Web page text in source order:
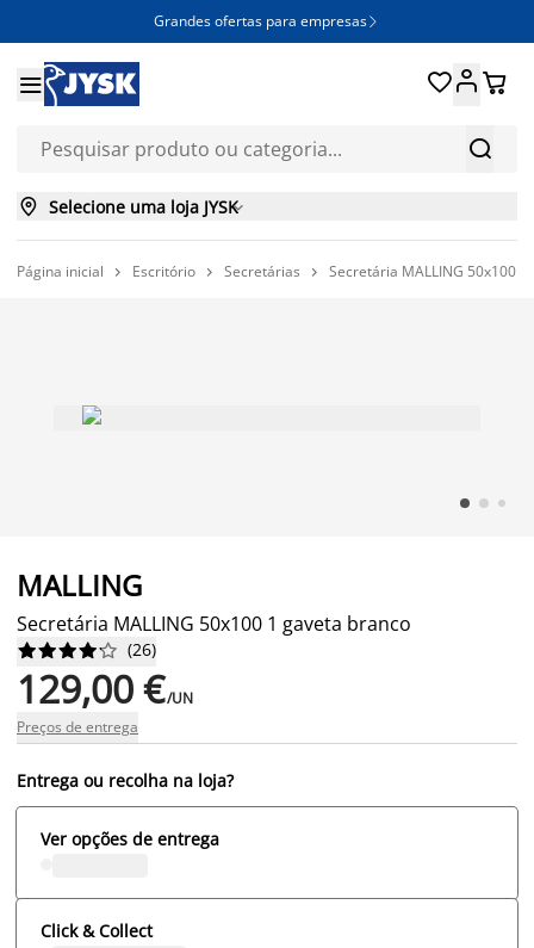
Grandes ofertas para empresas 


 
 Selecione uma loja JYSK
Página inicial  Escritório  Secretárias  Secretária MALLING 50x100
MALLING
Secretária MALLING 50x100 1 gaveta branco





 (26)
129,00 €/UN
Preços de entrega
Entrega ou recolha na loja?
Ver opções de entrega
Click & Collect